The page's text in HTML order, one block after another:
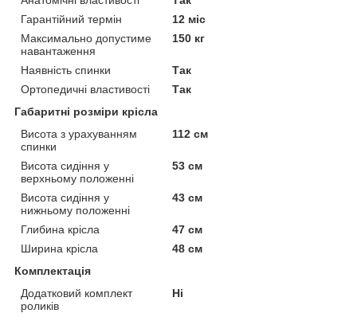
Гарантійний термін
12 міс
Максимально допустиме
навантаження
150 кг
Наявність спинки
Так
Ортопедичні властивості
Так
Габаритні розміри крісла
Висота з урахуванням
спинки
112 см
Висота сидіння у
верхньому положенні
53 см
Висота сидіння у
нижньому положенні
43 см
Глибина крісла
47 см
Ширина крісла
48 см
Комплектація
Додатковий комплект
роликів
Ні